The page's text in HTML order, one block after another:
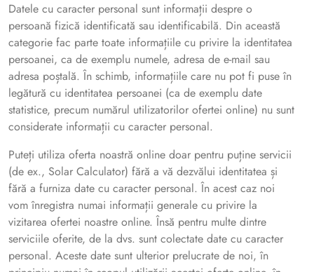
Datele cu caracter personal sunt informații despre o
persoană fizică identificată sau identificabilă. Din această
categorie fac parte toate informațiile cu privire la identitatea
persoanei, ca de exemplu numele, adresa de e-mail sau
adresa poștală. În schimb, informațiile care nu pot fi puse în
legătură cu identitatea persoanei (ca de exemplu date
statistice, precum numărul utilizatorilor ofertei online) nu sunt
considerate informații cu caracter personal.
Puteți utiliza oferta noastră online doar pentru puține servicii
(de ex., Solar Calculator) fără a vă dezvălui identitatea și
fără a furniza date cu caracter personal. În acest caz noi
vom înregistra numai informații generale cu privire la
vizitarea ofertei noastre online. Însă pentru multe dintre
serviciile oferite, de la dvs. sunt colectate date cu caracter
personal. Aceste date sunt ulterior prelucrate de noi, în